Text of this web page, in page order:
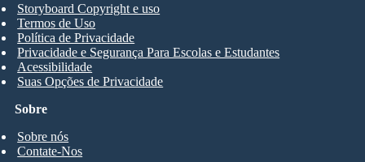
Sobre
Sobre nós
Contate-Nos
Storyboard Copyright e uso
Termos de Uso
Política de Privacidade
Privacidade e Segurança Para Escolas e Estudantes
Acessibilidade
Suas Opções de Privacidade